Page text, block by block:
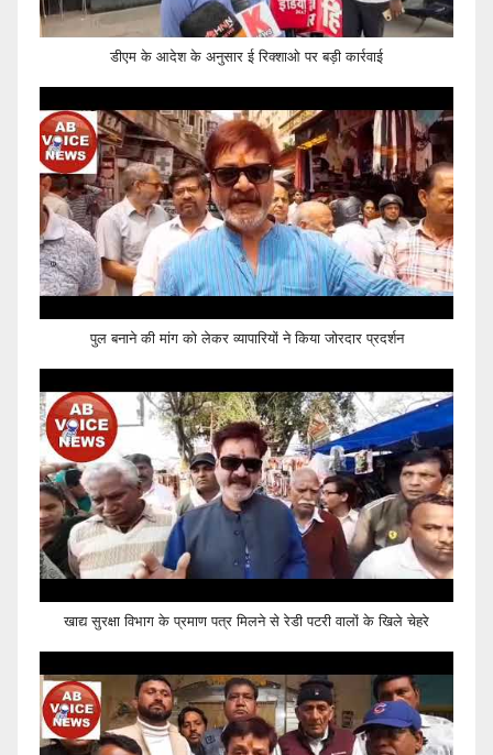
डीएम के आदेश के अनुसार ई रिक्शाओ पर बड़ी कार्रवाई
पुल बनाने की मांग को लेकर व्यापारियों ने किया जोरदार प्रदर्शन
खाद्य सुरक्षा विभाग के प्रमाण पत्र मिलने से रेडी पटरी वालों के खिले चेहरे